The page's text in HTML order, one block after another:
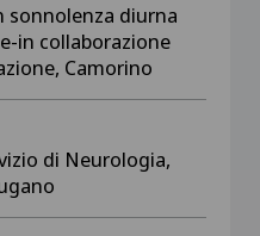
sonnolenza diurna
in collaborazione
Camorino
di Neurologia,